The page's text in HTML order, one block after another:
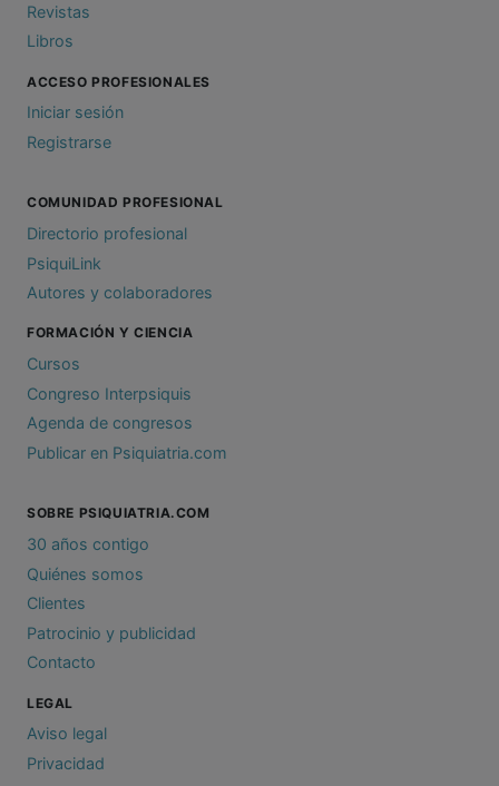
Revistas
Libros
ACCESO PROFESIONALES
Iniciar sesión
Registrarse
COMUNIDAD PROFESIONAL
Directorio profesional
PsiquiLink
Autores y colaboradores
FORMACIÓN Y CIENCIA
Cursos
Congreso Interpsiquis
Agenda de congresos
Publicar en Psiquiatria.com
SOBRE PSIQUIATRIA.COM
30 años contigo
Quiénes somos
Clientes
Patrocinio y publicidad
Contacto
LEGAL
Aviso legal
Privacidad